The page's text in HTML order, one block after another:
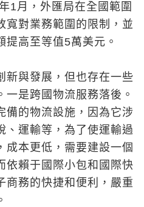
1月，外匯局在全國範圍
寬對業務範圍的限制，並
提高至等值5萬美元。
新與發展，但也存在一些
是跨國物流服務落後。
備的物流設施，因為它涉
、運輸等，為了使運輸過
成本更低，需要建設一個
依賴于國際小包和國際快
商務的快捷和便利，嚴重